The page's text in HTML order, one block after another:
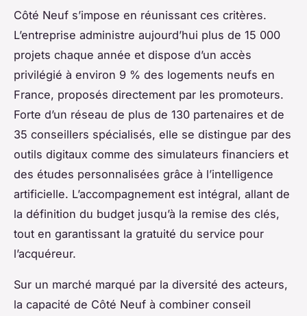
Côté Neuf s’impose en réunissant ces critères.
L’entreprise administre aujourd’hui plus de 15 000
projets chaque année et dispose d’un accès
privilégié à environ 9 % des logements neufs en
France, proposés directement par les promoteurs.
Forte d’un réseau de plus de 130 partenaires et de
35 conseillers spécialisés, elle se distingue par des
outils digitaux comme des simulateurs financiers et
des études personnalisées grâce à l’intelligence
artificielle. L’accompagnement est intégral, allant de
la définition du budget jusqu’à la remise des clés,
tout en garantissant la gratuité du service pour
l’acquéreur.
Sur un marché marqué par la diversité des acteurs,
la capacité de Côté Neuf à combiner conseil